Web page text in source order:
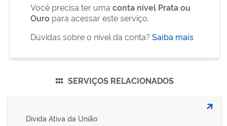
Você precisa ter uma conta nível Prata ou
Ouro para acessar este serviço.
Dúvidas sobre o nível da conta? Saiba mais
SERVIÇOS RELACIONADOS
Divida Ativa da União